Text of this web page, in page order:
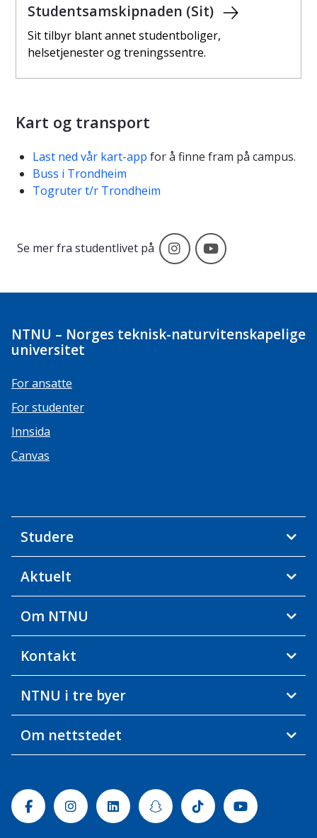
Studentsamskipnaden (Sit)
Sit tilbyr blant annet studentboliger,
helsetjenester og treningssentre.
Kart og transport
Last ned vår kart-app for å finne fram på campus.
Buss i Trondheim
Togruter t/r Trondheim
Se mer fra studentlivet på Følg NTNU på
Følg NTNU
NTNU – Norges teknisk-naturvitenskapelige
universitet
For ansatte
For studenter
Innsida
Canvas
Studere
Aktuelt
Om NTNU
Kontakt
NTNU i tre byer
Om nettstedet
FacebookInstagramLinkedinSnapchatTiktok Youtube